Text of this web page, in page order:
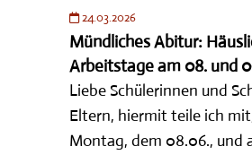
24.03.2026
Mündliches Abitur:
Arbeitstage am 08. und
Liebe Schülerinnen und
Eltern, hiermit teile ich
Montag, dem 08.06., und